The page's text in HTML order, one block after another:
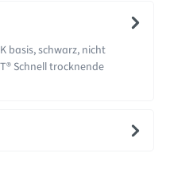
basis, schwarz, nicht
Schnell trocknende